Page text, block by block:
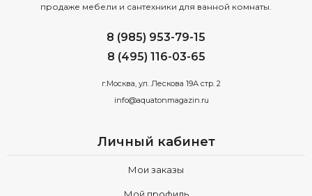
продаже мебели и сантехники для ванной комнаты.
8 (985) 953-79-15
8 (495) 116-03-65
г.Москва, ул. Лескова 19А стр. 2
info@aquatonmagazin.ru
Личный кабинет
Мои заказы
Мой профиль